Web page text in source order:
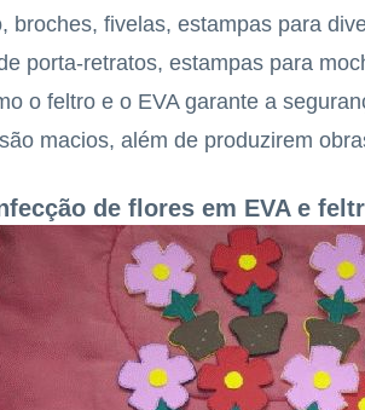
broches, fivelas, estampas para
porta-retratos, estampas para
o feltro e o EVA garante a
macios, além de produzirem
de flores em EVA e